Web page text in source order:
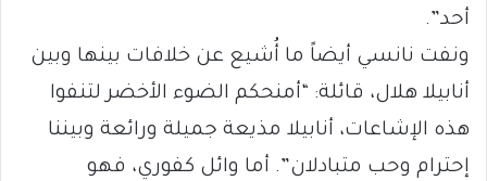
أحد”.
ونفت نانسي أيضاً ما أُشيع عن خلافات بينها وبين
أنابيلا هلال، قائلة: “أمنحكم الضوء الأخضر لتنفوا
هذه الإشاعات، أنابيلا مذيعة جميلة ورائعة وبيننا
إحترام وحب متبادلان”. أما وائل كفوري، فهو